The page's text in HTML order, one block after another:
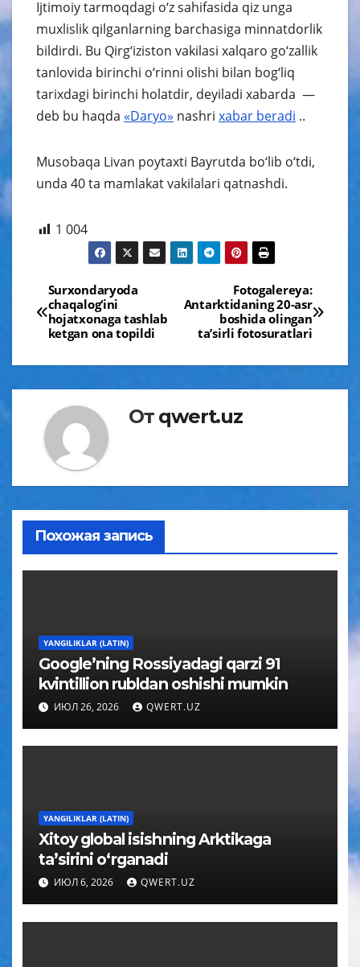
Ijtimoiy tarmoqdagi o‘z sahifasida qiz unga
muxlislik qilganlarning barchasiga minnatdorlik
bildirdi. Bu Qirg‘iziston vakilasi xalqaro go‘zallik
tanlovida birinchi o‘rinni olishi bilan bog‘liq
tarixdagi birinchi holatdir, deyiladi xabarda —
deb bu haqda «Daryo» nashri xabar beradi ..
Musobaqa Livan poytaxti Bayrutda bo‘lib o‘tdi,
unda 40 ta mamlakat vakilalari qatnashdi.
1 004
Навигация
по
записям
Fotogalereya:
Antarktidaning 20-asr
boshida olingan
ta’sirli fotosuratlari
Surxondaryoda
chaqalog‘ini
hojatxonaga tashlab
ketgan ona topildi
От qwert.uz
Похожая запись
YANGILIKLAR (LATIN)
Google’ning Rossiyadagi qarzi 91
kvintillion rubldan oshishi mumkin
ИЮЛ 26, 2026 QWERT.UZ
YANGILIKLAR (LATIN)
Xitoy global isishning Arktikaga
taʼsirini oʻrganadi
ИЮЛ 6, 2026 QWERT.UZ